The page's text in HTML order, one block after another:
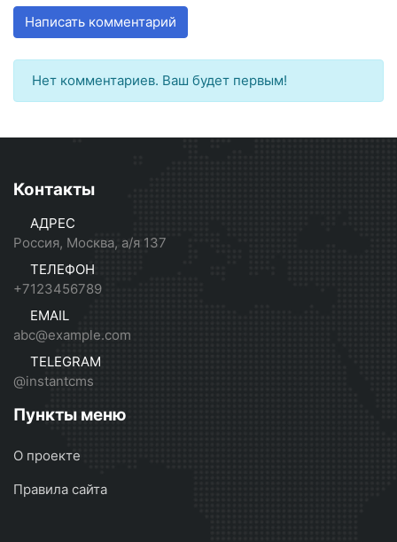
Написать комментарий
Нет комментариев. Ваш будет первым!
Контакты
АДРЕС
Россия, Москва, а/я 137
ТЕЛЕФОН
+7123456789
EMAIL
abc@example.com
TELEGRAM
@instantcms
Пункты меню
О проекте
Правила сайта